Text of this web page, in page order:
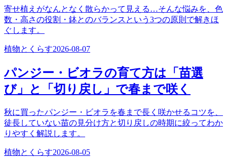
寄せ植えがなんとなく散らかって見える…そんな悩みを、色
数・高さの役割・鉢とのバランスという3つの原則で解きほ
ぐします。
植物とくらす2026-08-07
パンジー・ビオラの育て方は「苗選
び」と「切り戻し」で春まで咲く
秋に買ったパンジー・ビオラを春まで長く咲かせるコツを、
徒長していない苗の見分け方と切り戻しの時期に絞ってわか
りやすく解説します。
植物とくらす2026-08-05